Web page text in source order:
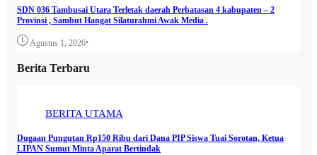
SDN 036 Tambusai Utara Terletak daerah Perbatasan 4 kabupaten – 2
Provinsi , Sambut Hangat Silaturahmi Awak Media .
Agustus 1, 2026•
Berita Terbaru
BERITA UTAMA
Dugaan Pungutan Rp150 Ribu dari Dana PIP Siswa Tuai Sorotan, Ketua
LIPAN Sumut Minta Aparat Bertindak